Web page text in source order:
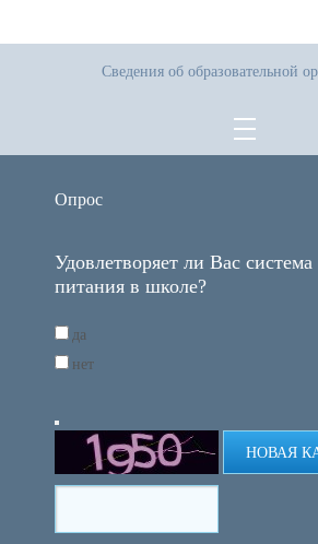
Сведения об образовательной
Опрос
Удовлетворяет ли Вас
питания в школе?
да
нет
НОВАЯ